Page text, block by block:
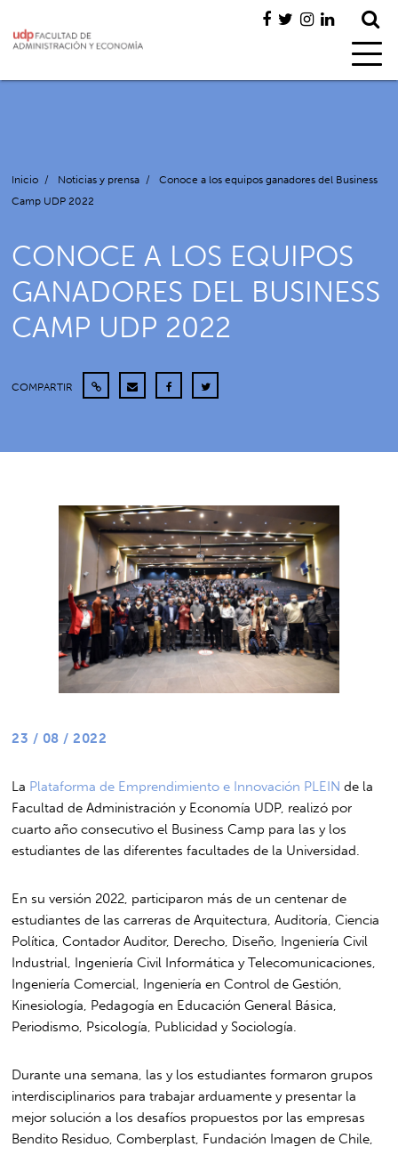
Inicio / Noticias y prensa /
Conoce a los equipos ganadores del Business
Camp UDP 2022
CONOCE A LOS EQUIPOS
GANADORES DEL BUSINESS
CAMP UDP 2022
COMPARTIR
23 / 08 / 2022
La Plataforma de Emprendimiento e Innovación PLEIN de la
Facultad de Administración y Economía UDP, realizó por
cuarto año consecutivo el Business Camp para las y los
estudiantes de las diferentes facultades de la Universidad.
En su versión 2022, participaron más de un centenar de
estudiantes de las carreras de Arquitectura, Auditoría, Ciencia
Política, Contador Auditor, Derecho, Diseño, Ingeniería Civil
Industrial, Ingeniería Civil Informática y Telecomunicaciones,
Ingeniería Comercial, Ingeniería en Control de Gestión,
Kinesiología, Pedagogía en Educación General Básica,
Periodismo, Psicología, Publicidad y Sociología.
Durante una semana, las y los estudiantes formaron grupos
interdisciplinarios para trabajar arduamente y presentar la
mejor solución a los desafíos propuestos por las empresas
Bendito Residuo, Comberplast, Fundación Imagen de Chile,